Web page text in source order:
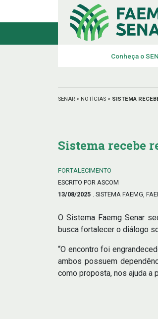
Conheça o
SENAR > NOTÍCIAS > SISTEMA
Sistema recebe
FORTALECIMENTO
ESCRITO POR ASCOM
13/08/2025 . SISTEMA FAEMG,
O Sistema Faemg Senar
busca fortalecer o diálogo
“O encontro foi
ambos possuem
como proposta, nos ajuda a